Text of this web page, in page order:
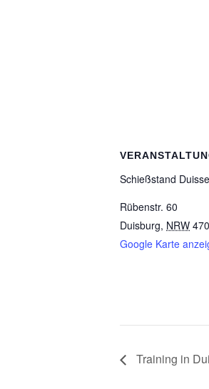
Schieß­stand
Rübenstr. 60
Duisburg, NRW
Google Karte
Trai­ning in